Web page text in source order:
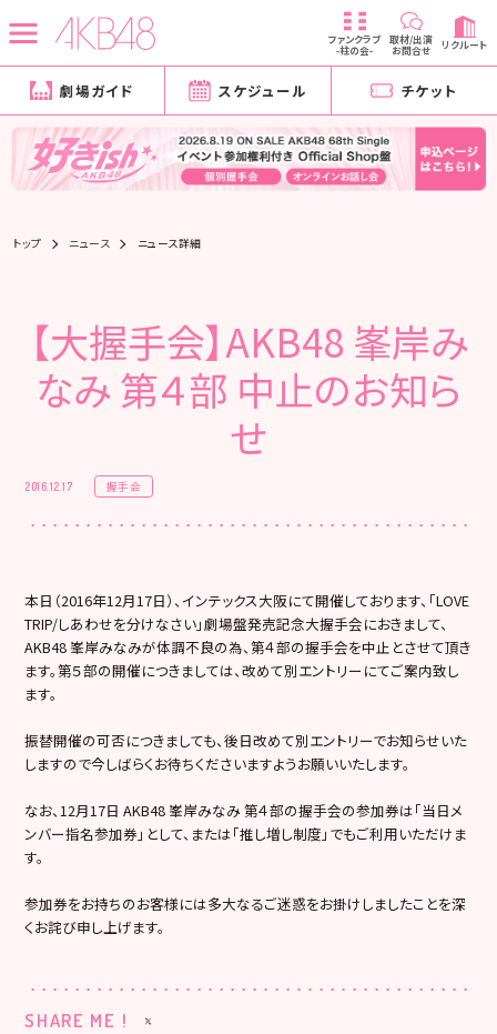
ファンクラブ
-柱の会-
取材/出演
お問合せ リクルート
劇場ガイド スケジュール チケット
トップ ニュース ニュース詳細
【大握手会】AKB48 峯岸み
なみ 第４部 中止のお知ら
せ
2016.12.17 握手会
本日（2016年12月17日）、インテックス大阪にて開催しております、「LOVE
TRIP/しあわせを分けなさい」劇場盤発売記念大握手会におきまして、
AKB48 峯岸みなみが体調不良の為、第４部の握手会を中止とさせて頂き
ます。第５部の開催につきましては、改めて別エントリーにてご案内致し
ます。
振替開催の可否につきましても、後日改めて別エントリーでお知らせいた
しますので今しばらくお待ちくださいますようお願いいたします。
なお、12月17日 AKB48 峯岸みなみ 第４部の握手会の参加券は「当日メ
ンバー指名参加券」として、または「推し増し制度」でもご利用いただけま
す。
参加券をお持ちのお客様には多大なるご迷惑をお掛けしましたことを深
くお詫び申し上げます。
SHARE ME !